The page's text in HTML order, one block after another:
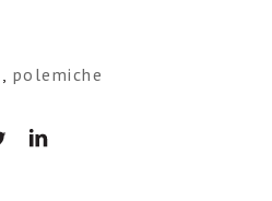
, polemiche